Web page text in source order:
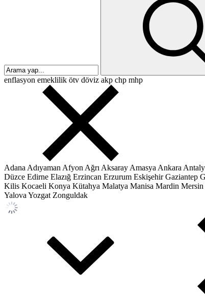
enflasyon emeklilik ötv döviz akp chp mhp
Adana Adıyaman Afyon Ağrı Aksaray Amasya Ankara
Düzce Edirne Elazığ Erzincan Erzurum Eskişehir Gaziantep
Kilis Kocaeli Konya Kütahya Malatya Manisa Mardin Mersin
Yalova Yozgat Zonguldak